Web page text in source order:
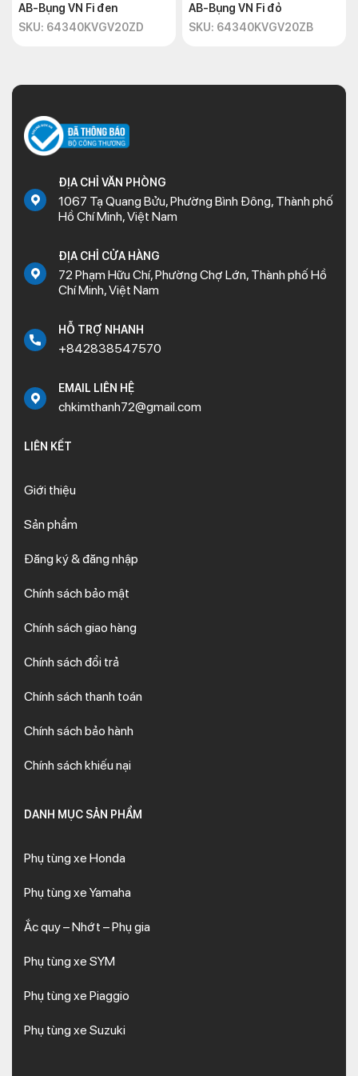
AB-Bụng VN Fi đen
SKU: 64340KVGV20ZD
AB-Bụng VN Fi đỏ
SKU: 64340KVGV20ZB
ĐỊA CHỈ VĂN PHÒNG
1067 Tạ Quang Bửu, Phường Bình Đông, Thành phố
Hồ Chí Minh, Việt Nam
ĐỊA CHỈ CỬA HÀNG
72 Phạm Hữu Chí, Phường Chợ Lớn, Thành phố Hồ
Chí Minh, Việt Nam
HỖ TRỢ NHANH
+842838547570
EMAIL LIÊN HỆ
chkimthanh72@gmail.com
LIÊN KẾT
Giới thiệu
Sản phẩm
Đăng ký & đăng nhập
Chính sách bảo mật
Chính sách giao hàng
Chính sách đổi trả
Chính sách thanh toán
Chính sách bảo hành
Chính sách khiếu nại
DANH MỤC SẢN PHẨM
Phụ tùng xe Honda
Phụ tùng xe Yamaha
Ắc quy – Nhớt – Phụ gia
Phụ tùng xe SYM
Phụ tùng xe Piaggio
Phụ tùng xe Suzuki